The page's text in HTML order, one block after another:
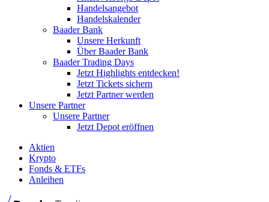
Handelsangebot
Handelskalender
Baader Bank
Unsere Herkunft
Über Baader Bank
Baader Trading Days
Jetzt Highlights entdecken!
Jetzt Tickets sichern
Jetzt Partner werden
Unsere Partner
Unsere Partner
Jetzt Depot eröffnen
Aktien
Krypto
Fonds & ETFs
Anleihen